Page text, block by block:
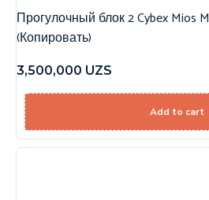
Прогулочный блок 2 Cybex Mios
(Копировать)
3,500,000 UZS
Add to cart